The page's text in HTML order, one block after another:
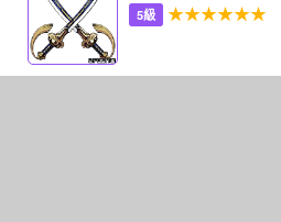
5級 ★★★★★★